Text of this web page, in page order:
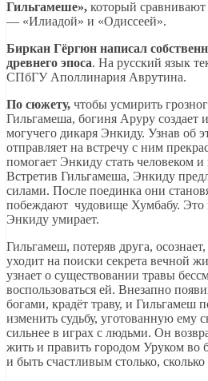
Гильгамеше», который
— «Илиадой» и «Одиссеей».
Биркан Гёргюн написал
древнего эпоса. На русский язык
СПбГУ Аполлинария Аврутина.
По сюжету, чтобы усмирить
Гильгамеша, богиня Аруру
могучего дикаря Энкиду. Узнав об
отправляет на встречу с ним
помогает Энкиду стать человеком
Встретив Гильгамеша, Энкиду
силами. После поединка они
побеждают чудовище Хумбабу. Это
Энкиду умирает.
Гильгамеш, потеряв друга,
уходит на поиски секрета вечной
узнает о существовании травы
воспользоваться ей. Внезапно
богами, крадёт траву, и Гильгамеш
изменить судьбу, уготованную ему
сильнее в играх с людьми. Он
жить и править городом Уруком во
и быть счастливым столько,